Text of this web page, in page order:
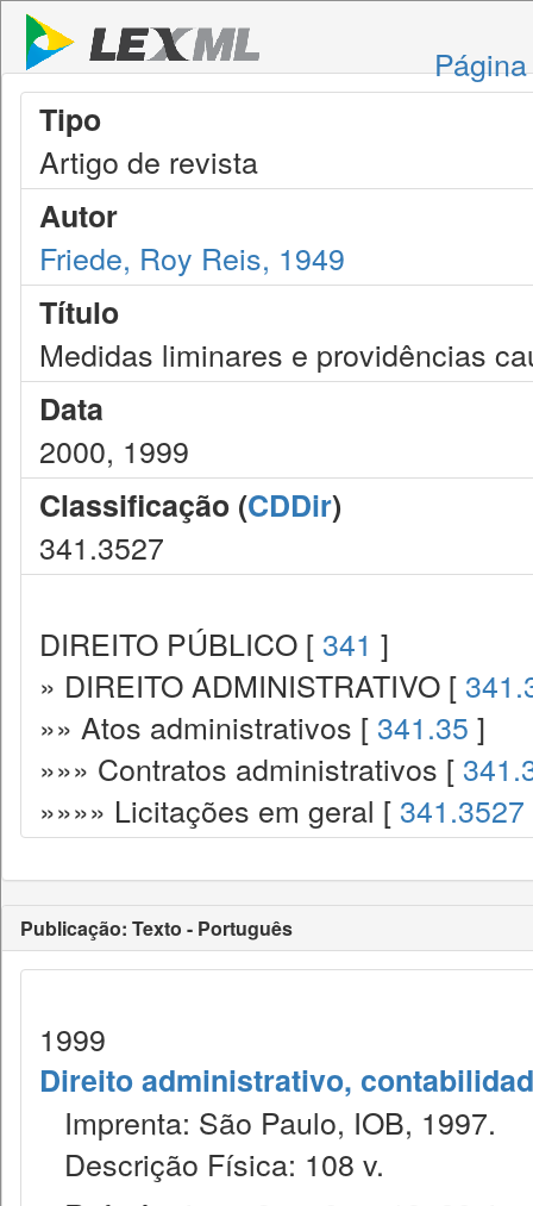
Tipo
Artigo de revista
Autor
Friede, Roy Reis, 1949
Título
Medidas liminares e providências
Data
2000, 1999
Classificação (CDDir)
341.3527
DIREITO PÚBLICO [ 341 ]
» DIREITO ADMINISTRATIVO [
»» Atos administrativos [ 341.35 ]
»»» Contratos administrativos [
»»»» Licitações em geral [ 341.3527
Publicação: Texto - Português
1999
Direito administrativo,
Imprenta: São Paulo, IOB, 1997.
Descrição Física: 108 v.